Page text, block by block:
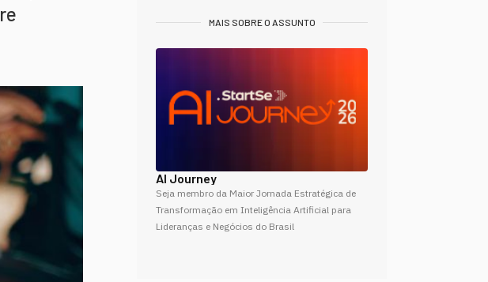
MAIS SOBRE O ASSUNTO
AI Journey
Seja membro da Maior Jornada Estratégica de
Transformação em Inteligência Artificial para
Lideranças e Negócios do Brasil